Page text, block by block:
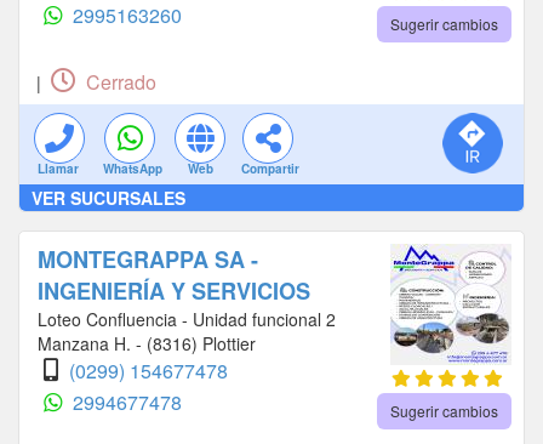
2995163260
Sugerir cambios
| Cerrado
Llamar WhatsApp Web Compartir
VER SUCURSALES
MONTEGRAPPA SA -
INGENIERÍA Y SERVICIOS
Loteo Confluencia - Unidad funcional 2
Manzana H. - (8316) Plottier
(0299) 154677478
2994677478
Sugerir cambios